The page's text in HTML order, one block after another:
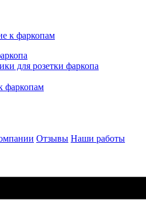
к фаркопам
для розетки фаркопа
фаркопам
Отзывы Наши работы